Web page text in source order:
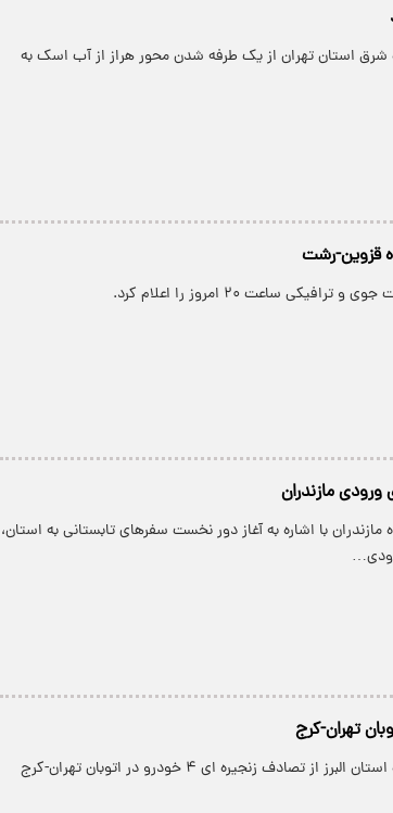
شرق استان تهران از یک طرفه شدن محور هراز از آب اسک به
قزوین-رشت
ساعت ۲۰ امروز را اعلام کرد.
مازندران
مازندران با اشاره به آغاز دور نخست سفرهای تابستانی به استان،
تهران-کرج
پارسینه: رییس پلیس راه استان البرز از تصادف زنجیره ای ۴ خودرو در اتوبان تهران-کرج